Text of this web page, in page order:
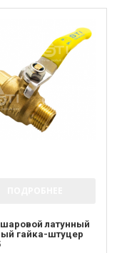
латунный
гайка-штуцер